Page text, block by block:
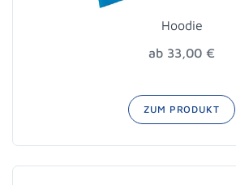
Hoodie
ab 33,00 €
ZUM PRODUKT